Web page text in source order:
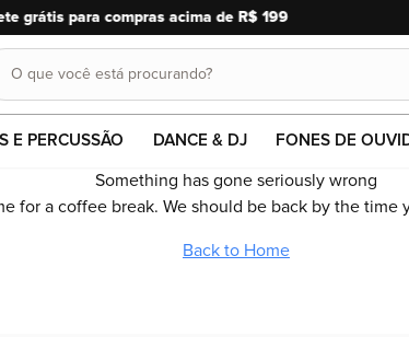
10% OFF em
Buscar
O que você está procurando?
E PERCUSSÃO DANCE & DJ FONES DE
Something has gone seriously wrong
for a coffee break. We should be back by the time
Back to Home